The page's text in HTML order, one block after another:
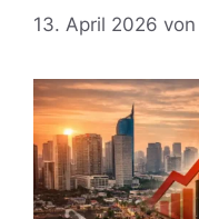
13. April 2026 von